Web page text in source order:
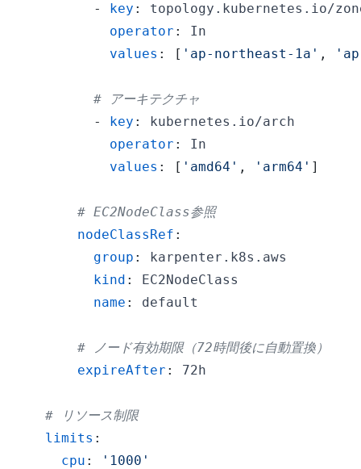
-
key :
operator :
values : [ 'ap-northeast-1a' ,
# アーキテクチャ
-
key :
operator :
values : [ 'amd64' , 'arm64' ]
# EC2NodeClass参照
nodeClassRef :
group :
kind :
name :
# ノード有効期限（72時間後に自動置換）
expireAfter :
# リソース制限
limits :
cpu :
'1000'